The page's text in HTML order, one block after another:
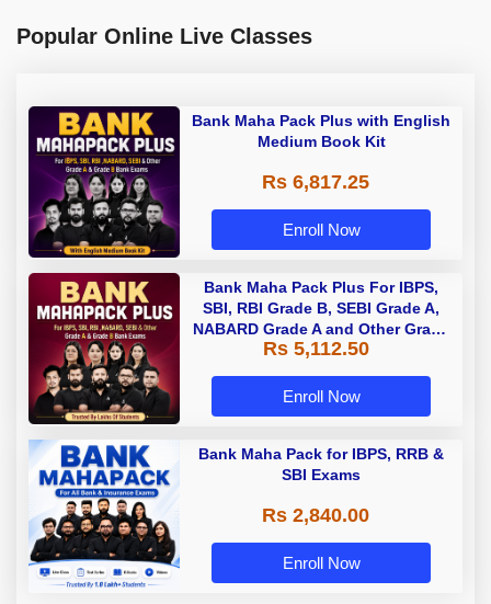
Popular Online Live Classes
Bank Maha Pack Plus with English
Medium Book Kit
Rs 6,817.25
Enroll Now
Bank Maha Pack Plus For IBPS,
SBI, RBI Grade B, SEBI Grade A,
NABARD Grade A and Other Grade
A & Grade B Bank Exams
Rs 5,112.50
Enroll Now
Bank Maha Pack for IBPS, RRB &
SBI Exams
Rs 2,840.00
Enroll Now